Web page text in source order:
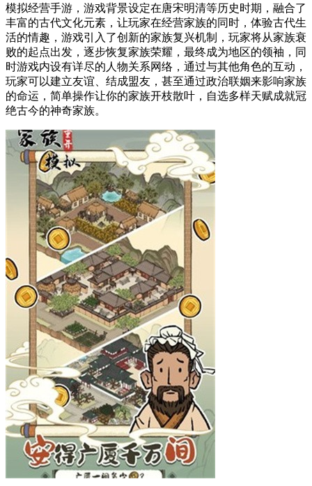
模拟经营手游，游戏背景设定在唐宋明清等历史时期，融合了
丰富的古代文化元素，让玩家在经营家族的同时，体验古代生
活的情趣，游戏引入了创新的家族复兴机制，玩家将从家族衰
败的起点出发，逐步恢复家族荣耀，最终成为地区的领袖，同
时游戏内设有详尽的人物关系网络，通过与其他角色的互动，
玩家可以建立友谊、结成盟友，甚至通过政治联姻来影响家族
的命运，简单操作让你的家族开枝散叶，自选多样天赋成就冠
绝古今的神奇家族。